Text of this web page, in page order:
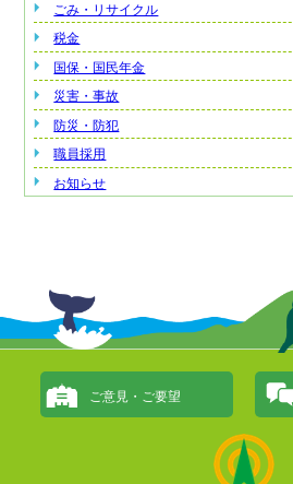
ごみ・リサイクル
税金
国保・国民年金
災害・事故
防災・防犯
職員採用
お知らせ
ご意見・ご要望